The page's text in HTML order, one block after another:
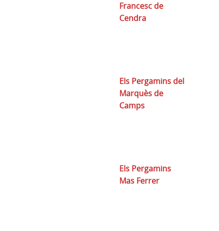
Francesc de
Cendra
Els Pergamins del
Marquès de
Camps
Els Pergamins
Mas Ferrer